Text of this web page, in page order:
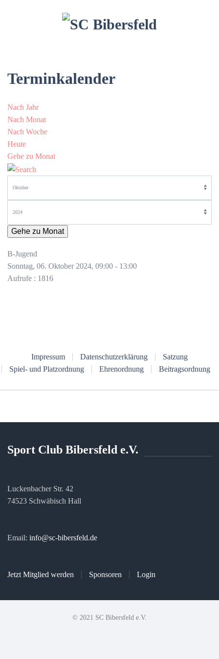
Terminkalender
Nach Jahr
Nach Monat
Nach Woche
Heute
Gehe zu Monat
Gehe zu Monat
B-Jugend
Sonntag, 06. Oktober 2024, 09:00 - 13:00
Aufrufe : 1816
Impressum Datenschutzerklärung
Satzung
Spiel- und Platzordnung
Ehrenordnung Beitragsordnung
Sport Club Bibersfeld e.V.
Luckenbacher Str. 42
74523 Schwäbisch Hall
Email: info@sc-bibersfeld.de
Jetzt Mitglied werden Sponsoren Login
© 2021 SC Bibersfeld e.V.